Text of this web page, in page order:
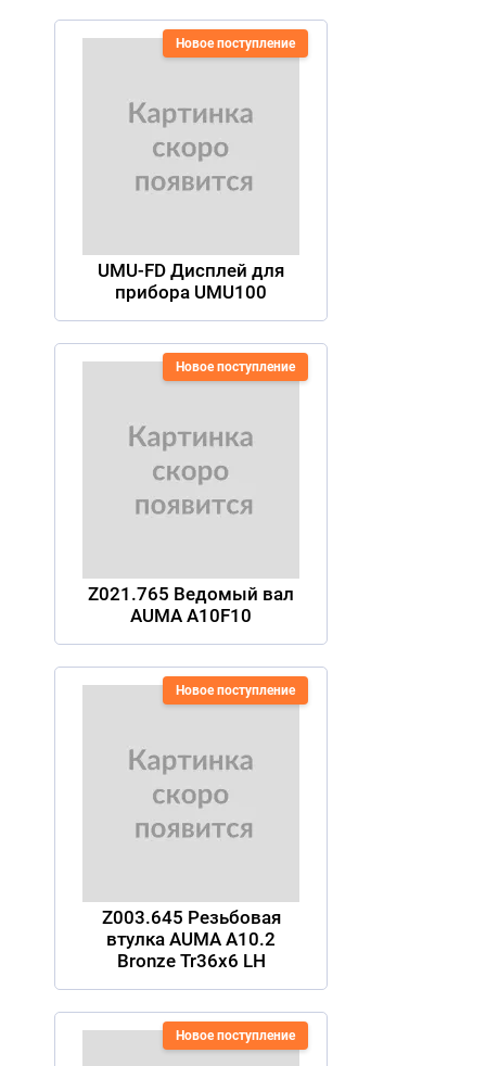
Новое поступление
UMU-FD Дисплей для
прибора UMU100
Новое поступление
Z021.765 Ведомый вал
AUMA A10F10
Новое поступление
Z003.645 Резьбовая
втулка AUMA A10.2
Bronze Tr36x6 LH
Новое поступление